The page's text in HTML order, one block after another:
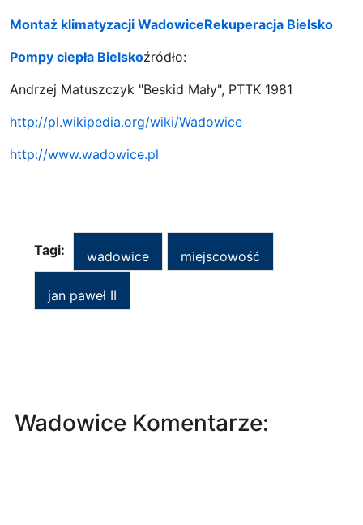
Montaż klimatyzacji WadowiceRekuperacja Bielsko
Pompy ciepła Bielskoźródło:
Andrzej Matuszczyk "Beskid Mały", PTTK 1981
http://pl.wikipedia.org/wiki/Wadowice
http://www.wadowice.pl
Tagi: wadowice miejscowość
jan paweł II
Wadowice Komentarze: